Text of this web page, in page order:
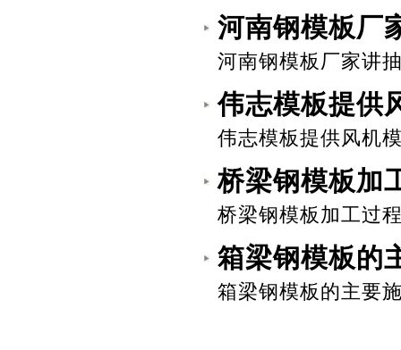
河南钢模板厂
河南钢模板厂家讲
伟志模板提供
伟志模板提供风机
桥梁钢模板加
桥梁钢模板加工过
箱梁钢模板的
箱梁钢模板的主要